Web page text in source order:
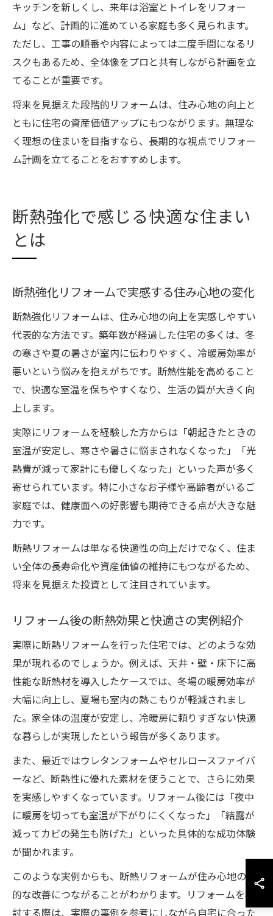
キッチンを新しくし、来年は浴室とトイレをリフォー
ム」など、計画的に進めている家庭も多く見られます。
ただし、工事の順番や内容によっては二度手間になるリ
スクもあるため、全体像をプロと共有しながら計画を立
てることが重要です。
将来を見据えた段階的リフォームは、住み心地の向上と
ともに住宅の資産価値アップにもつながります。無理な
く理想の住まいを目指すなら、長期的な視点でリフォー
ム計画を立てることをおすすめします。
断熱強化で感じる快適な住まい
とは
断熱強化リフォームで実感する住み心地の変化
断熱強化リフォームは、住み心地の向上を実感しやすい
代表的な方法です。築年数が経過した住宅の多くは、冬
の寒さや夏の暑さが室内に伝わりやすく、冷暖房効率が
悪いという悩みを抱えがちです。断熱性能を高めること
で、快適な室温を保ちやすくなり、生活の質が大きく向
上します。
実際にリフォームを経験した方からは「朝起きたときの
室温が安定し、寒さや暑さに悩まされなくなった」「光
熱費が減って家計にも優しくなった」といった声が多く
寄せられています。特に小さなお子様や高齢者がいるご
家庭では、健康面への好影響も期待できる点が大きな魅
力です。
断熱リフォームは単なる快適性の向上だけでなく、住ま
い全体の長寿命化や資産価値の維持にもつながるため、
将来を見据えた投資として注目されています。
リフォーム後の断熱効果と快適さの実例紹介
実際に断熱リフォームを行った住宅では、どのような効
果が現れるのでしょうか。例えば、天井・壁・床下に高
性能な断熱材を導入したケースでは、冬場の暖房効率が
大幅に向上し、夏場も室内の熱こもりが軽減されまし
た。家全体の温度が安定し、冷暖房に頼りすぎない快適
な暮らしが実現したという報告が多くあります。
また、最近ではウレタンフォームやセルロースファイバ
ーなど、断熱性に優れた素材を使うことで、さらに効果
を実感しやすくなっています。リフォーム後には「夜中
に暖房を切っても室温が下がりにくくなった」「結露が
減ってカビの発生も防げた」といった具体的な成功体験
が聞かれます。
このような実例からも、断熱リフォームが住み心地の劇
的な改善につながることがわかります。リフォームを検
討する際は、実際の事例を参考にしながら自宅に合った